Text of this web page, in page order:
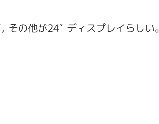
の他が24″ ディスプレイらしい。